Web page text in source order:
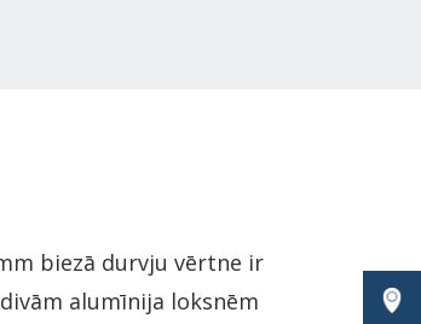
biezā durvju vērtne ir
alumīnija loksnēm